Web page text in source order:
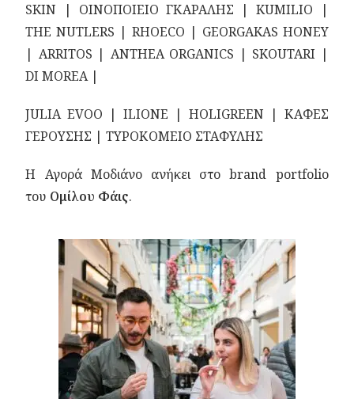
SKIN | ΟΙΝΟΠΟΙΕΙΟ ΓΚΑΡΑΛΗΣ | KUMILIO |
THE NUTLERS | RHOECO | GEORGAKAS HONEY
| ARRITOS | ANTHEA ORGANICS | SKOUTARI |
DI MOREA |
JULIA EVOO | ILIONE | HOLIGREEN | ΚΑΦΕΣ
ΓΕΡΟΥΣΗΣ | ΤΥΡΟΚΟΜΕΙΟ ΣΤΑΦΥΛΗΣ
Η Αγορά Μοδιάνο ανήκει στο brand portfolio
του Ομίλου Φάις.